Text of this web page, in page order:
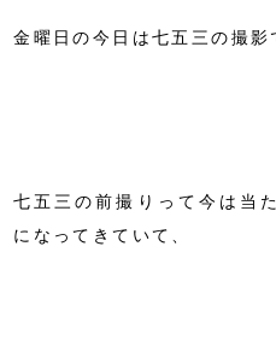
金曜日の今日は七五三の撮影
七五三の前撮りって今は当
になってきていて、